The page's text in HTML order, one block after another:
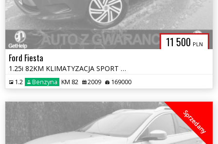
11 500 PLN
Ford Fiesta
1.25i 82KM KLIMATYZACJA SPORT 100% BEZWYPADKOWA OPŁACONA GWARANCJA
1.2 Benzyna KM 82 2009 169000
Sprzedany